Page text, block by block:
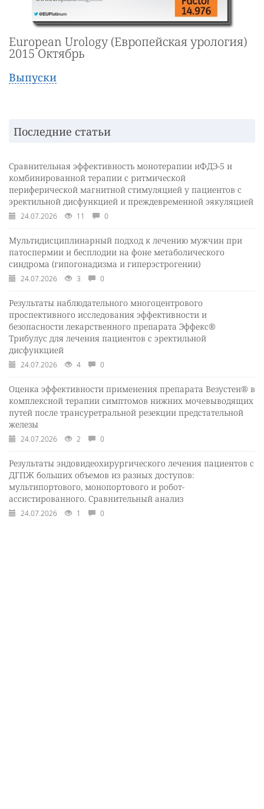
European Urology (Европейская урология)
2015 Октябрь
Выпуски
Последние статьи
Сравнительная эффективность монотерапии иФДЭ-5 и
комбинированной терапии с ритмической
периферической магнитной стимуляцией у пациентов с
эректильной дисфункцией и преждевременной эякуляцией
24.07.2026 11 0
Мультидисциплинарный подход к лечению мужчин при
патоспермии и бесплодии на фоне метаболического
синдрома (гипогонадизма и гиперэстрогении)
24.07.2026 3 0
Результаты наблюдательного многоцентрового
проспективного исследования эффективности и
безопасности лекарственного препарата Эффекс®
Трибулус для лечения пациентов с эректильной
дисфункцией
24.07.2026 4 0
Оценка эффективности применения препарата Везустен® в
комплексной терапии симптомов нижних мочевыводящих
путей после трансуретральной резекции предстательной
железы
24.07.2026 2 0
Результаты эндовидеохирургического лечения пациентов с
ДГПЖ больших объемов из разных доступов:
мультипортового, монопортового и робот-
ассистированного. Сравнительный анализ
24.07.2026 1 0